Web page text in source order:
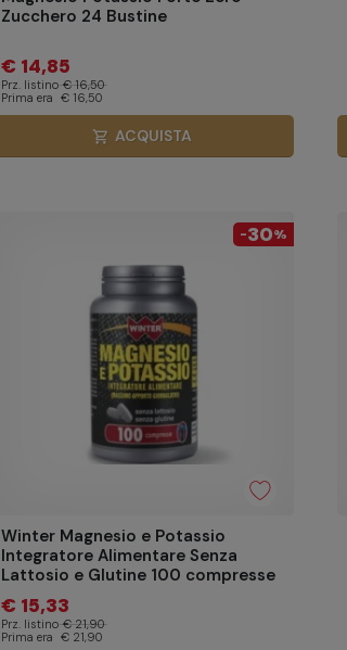
Zucchero 24 Bustine
€ 14,85
Prz. listino € 16,50
Prima era € 16,50
shopping_cart ACQUISTA
-30%
Winter Magnesio e Potassio
Integratore Alimentare Senza
Lattosio e Glutine 100 compresse
€ 15,33
Prz. listino € 21,90
Prima era € 21,90